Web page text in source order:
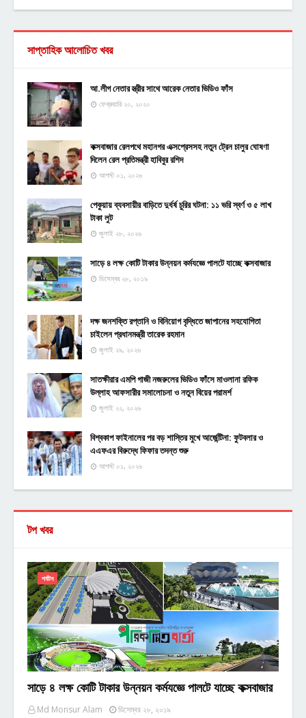
সাপ্তাহিক আলোচিত খবর
আ.লীগ নেতার স্ত্রীর সাথে আরেক নেতার ভিডিও ফাঁস
ফেব্রুয়ারি ২০, ২০২০
কক্সবাজার রেলপথে মহানগর এক্সপ্রেসসহ নতুন ট্রেন চালুর ঘোষণা
দিলেন রেল প্রতিমন্ত্রী হাবিবুর রশিদ
আগস্ট ০১, ২০২৬
পেকুয়ায় ব্যবসায়ীর বাড়িতে দুর্ধর্ষ চুরির ঘটনা: ১১ ভরি স্বর্ণ ও ৫ লাখ
টাকা লুট
জুলাই ২৮, ২০২৬
সাড়ে ৪ লক্ষ কোটি টাকার উন্নয়ন কর্মযজ্ঞে পালটে যাচ্ছে কক্সবাজার
ডিসেম্বর ২৮, ২০১৯
দক্ষ জনশক্তি রপ্তানি ও বিনিয়োগ বৃদ্ধিতে জাপানের সহযোগিতা
চাইলেন প্রধানমন্ত্রী তারেক রহমান
জুলাই ২৯, ২০২৬
সাতক্ষীরার এমপি গাজী নজরুলের ভিডিও ফাঁসে মাওলানা রফিক
উল্লাহ আফসারীর সমালোচনা ও নতুন বিয়ের পরামর্শ
জুলাই ২২, ২০২৬
বিশ্বকাপ ফাইনালের পর বড় শাস্তির মুখে আর্জেন্টিনা: ফুটবলার ও
এএফএর বিরুদ্ধে ফিফার তদন্ত শুরু
আগস্ট ০১, ২০২৬
টপ খবর
পর্যটন
সাড়ে ৪ লক্ষ কোটি টাকার উন্নয়ন কর্মযজ্ঞে পালটে যাচ্ছে কক্সবাজার
Md Monsur Alam ডিসেম্বর ২৮, ২০১৯